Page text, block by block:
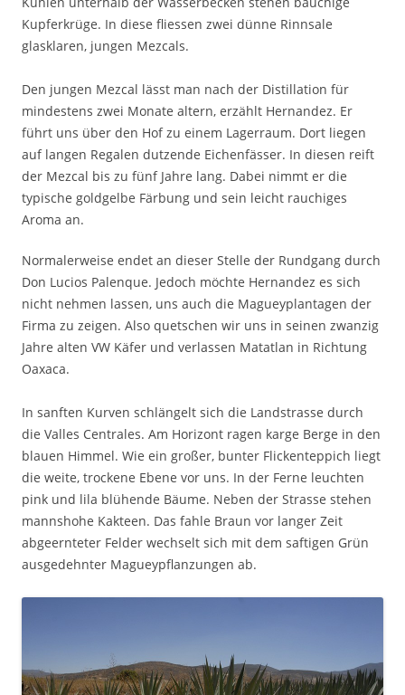
Kupferkrüge. In diese fliessen zwei dünne Rinnsale
glasklaren, jungen Mezcals.
Den jungen Mezcal lässt man nach der Distillation für
mindestens zwei Monate altern, erzählt Hernandez. Er
führt uns über den Hof zu einem Lagerraum. Dort liegen
auf langen Regalen dutzende Eichenfässer. In diesen reift
der Mezcal bis zu fünf Jahre lang. Dabei nimmt er die
typische goldgelbe Färbung und sein leicht rauchiges
Aroma an.
Normalerweise endet an dieser Stelle der Rundgang durch
Don Lucios Palenque. Jedoch möchte Hernandez es sich
nicht nehmen lassen, uns auch die Magueyplantagen der
Firma zu zeigen. Also quetschen wir uns in seinen zwanzig
Jahre alten VW Käfer und verlassen Matatlan in Richtung
Oaxaca.
In sanften Kurven schlängelt sich die Landstrasse durch
die Valles Centrales. Am Horizont ragen karge Berge in den
blauen Himmel. Wie ein großer, bunter Flickenteppich liegt
die weite, trockene Ebene vor uns. In der Ferne leuchten
pink und lila blühende Bäume. Neben der Strasse stehen
mannshohe Kakteen. Das fahle Braun vor langer Zeit
abgeernteter Felder wechselt sich mit dem saftigen Grün
ausgedehnter Magueypflanzungen ab.